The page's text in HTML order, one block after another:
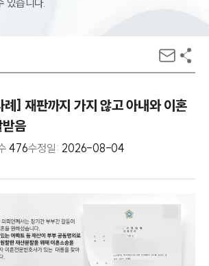
있습니다.
례] 재판까지 가지 않고 아내와 이혼
음
476수정일: 2026-08-04